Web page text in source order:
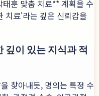
훈 맞춤 치료** 계획을 수
치료'라는 깊은 신뢰감을
깊이 있는 지식과 적
찾아내듯, 명의는 특정 수